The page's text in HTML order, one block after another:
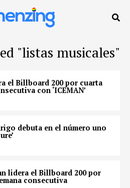
"listas musicales"
el Billboard 200 por cuarta
con ‘ICEMAN’
debuta en el número uno
lidera el Billboard 200 por
consecutiva